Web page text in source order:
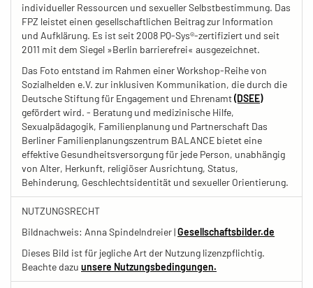
individueller Ressourcen und sexueller Selbstbestimmung. Das
FPZ leistet einen gesellschaftlichen Beitrag zur Information
und Aufklärung. Es ist seit 2008 PQ-Sys®-zertifiziert und seit
2011 mit dem Siegel »Berlin barrierefrei« ausgezeichnet.
Das Foto entstand im Rahmen einer Workshop-Reihe von
Sozialhelden e.V. zur inklusiven Kommunikation, die durch die
Deutsche Stiftung für Engagement und Ehrenamt(DSEE)
gefördert wird. - Beratung und medizinische Hilfe,
Sexualpädagogik, Familienplanung und Partnerschaft Das
Berliner Familienplanungszentrum BALANCE bietet eine
effektive Gesundheitsversorgung für jede Person, unabhängig
von Alter, Herkunft, religiöser Ausrichtung, Status,
Behinderung, Geschlechtsidentität und sexueller Orientierung.
NUTZUNGSRECHT
Bildnachweis: Anna Spindelndreier |Gesellschaftsbilder.de
Dieses Bild ist für jegliche Art der Nutzung lizenzpflichtig.
Beachte dazu unsere Nutzungsbedingungen.